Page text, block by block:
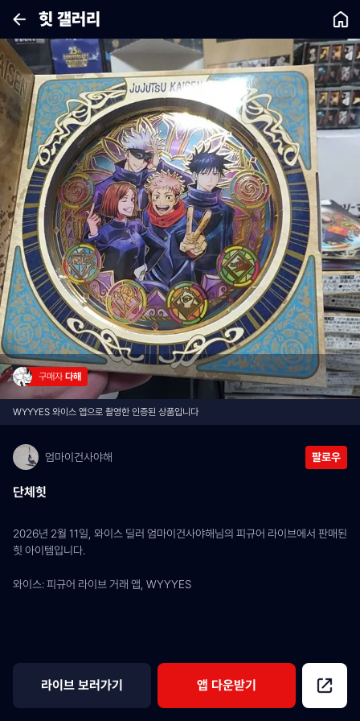
힛 갤러리
구매자 다해
WYYYES 와이스 앱으로 촬영한 인증된 상품입니다
엄마이건사야해 팔로우
단체힛
2026년 2월 11일, 와이스 딜러 엄마이건사야해님의 피규어 라이브에서 판매된
힛 아이템입니다.
와이스: 피규어 라이브 거래 앱, WYYYES
라이브 보러가기 앱 다운받기